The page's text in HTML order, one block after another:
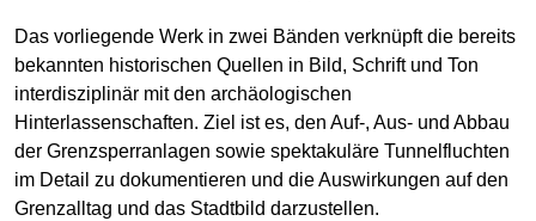
Das vorliegende Werk in zwei Bänden verknüpft die bereits
bekannten historischen Quellen in Bild, Schrift und Ton
interdisziplinär mit den archäologischen
Hinterlassenschaften. Ziel ist es, den Auf-, Aus- und Abbau
der Grenzsperranlagen sowie spektakuläre Tunnelfluchten
im Detail zu dokumentieren und die Auswirkungen auf den
Grenzalltag und das Stadtbild darzustellen.